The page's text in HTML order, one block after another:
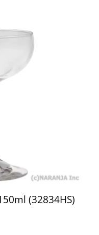
(32834HS)